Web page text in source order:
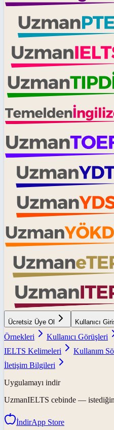
Ücretsiz Üye Ol Kullanıcı
Örnekleri
Kullanıcı Görüşleri
IELTS Kelimeleri
Kullanım
İletişim Bilgileri
Uygulamayı indir
UzmanIELTS cebinde — istediğin
İndirApp Store